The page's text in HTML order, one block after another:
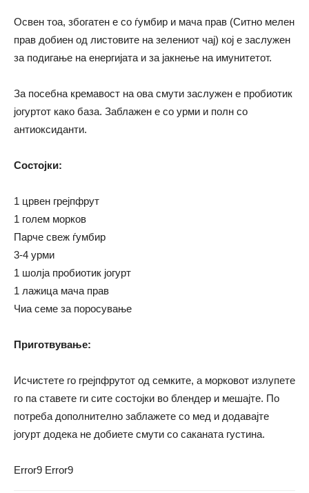
Освен тоа, збогатен е со ѓумбир и мача прав (Ситно мелен
прав добиен од листовите на зелениот чај) кој е заслужен
за подигање на енергијата и за јакнење на имунитетот.
За посебна кремавост на ова смути заслужен е пробиотик
јогуртот како база. Заблажен е со урми и полн со
антиоксиданти.
Состојки:
1 црвен грејпфрут
1 голем морков
Парче свеж ѓумбир
3-4 урми
1 шолја пробиотик јогурт
1 лажица мача прав
Чиа семе за поросување
Приготвување:
Исчистете го грејпфрутот од семките, а морковот излупете
го па ставете ги сите состојки во блендер и мешајте. По
потреба дополнително заблажете со мед и додавајте
јогурт додека не добиете смути со саканата густина.
Error9 Error9